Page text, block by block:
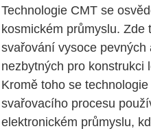
Technologie CMT se
kosmickém průmyslu. Zde
svařování vysoce pevných
nezbytných pro konstrukci
Kromě toho se
svařovacího procesu
elektronickém průmyslu,